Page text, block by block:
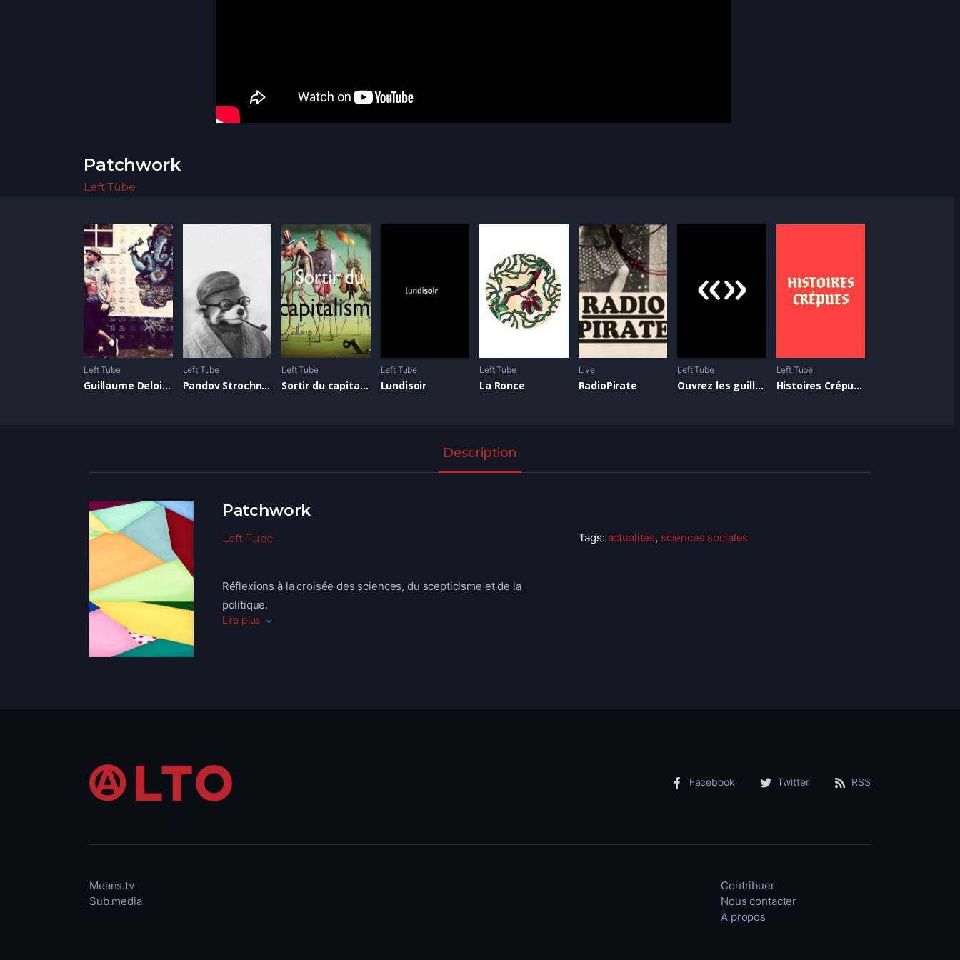
Patchwork
Left Tube
Left Tube
Guillaume Deloison
Left Tube
Pandov Strochnis )
Left Tube
Sortir du capitalisme
Left Tube
Lundisoir
Left Tube
La Ronce
Live
RadioPirate
Left Tube
Ouvrez les guillemets
Left Tube
Histoires Crépues
Description
Patchwork
Left Tube
Réflexions à la croisée des sciences, du scepticisme et de la
politique.
Lire plus
Tags: actualités, sciences sociales
Facebook Twitter RSS
Means.tv
Sub.media
Contribuer
Nous contacter
À propos